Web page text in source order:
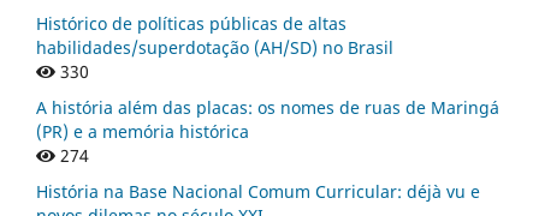
Histórico de políticas públicas de altas
habilidades/superdotação (AH/SD) no Brasil
330
A história além das placas: os nomes de ruas de Maringá
(PR) e a memória histórica
274
História na Base Nacional Comum Curricular: déjà vu e